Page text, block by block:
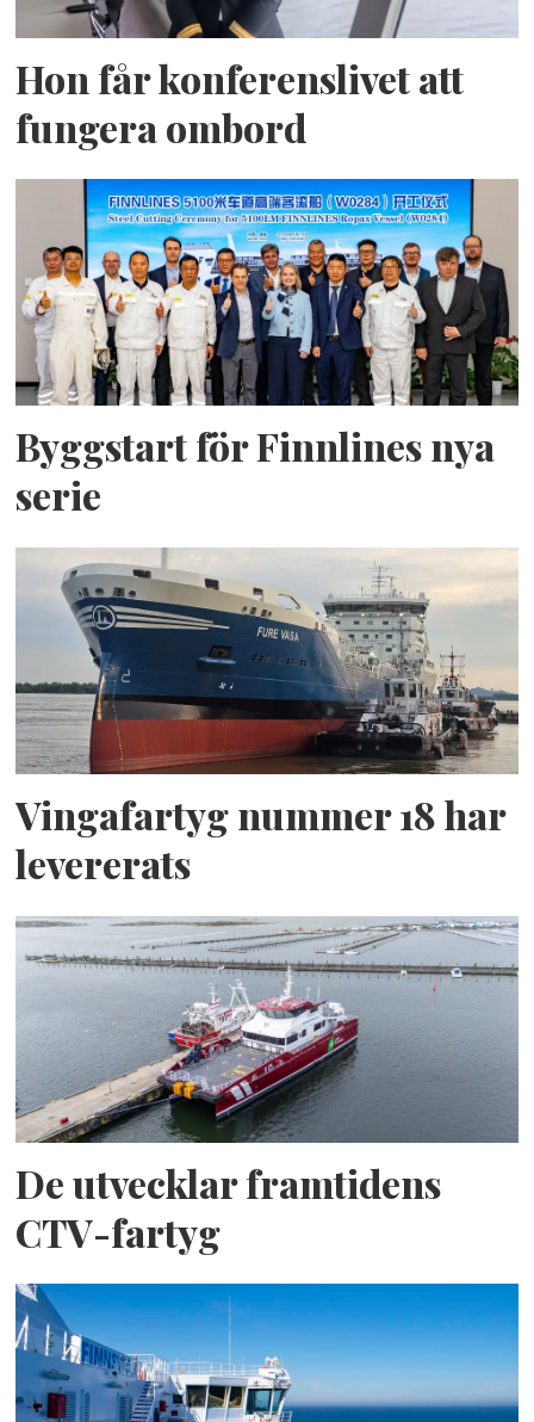
Hon får konferenslivet att
fungera ombord
Byggstart för Finnlines nya
serie
Vingafartyg nummer 18 har
levererats
De utvecklar framtidens
CTV-fartyg